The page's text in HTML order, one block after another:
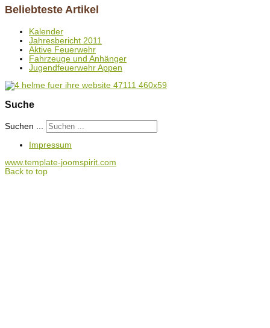
Beliebteste Artikel
Kalender
Jahresbericht 2011
Aktive Feuerwehr
Fahrzeuge und Anhänger
Jugendfeuerwehr Appen
Suche
Suchen ...
Impressum
www.template-joomspirit.com
Back to top